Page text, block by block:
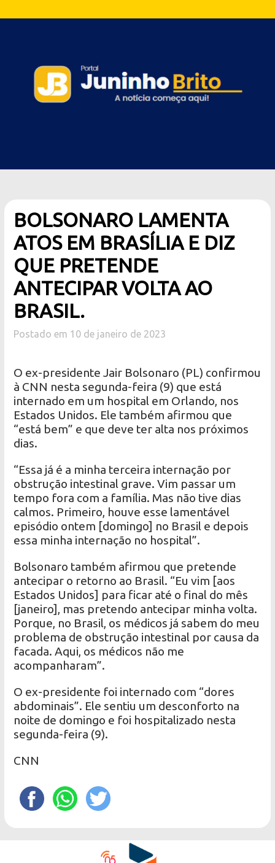
BOLSONARO LAMENTA
ATOS EM BRASÍLIA E DIZ
QUE PRETENDE
ANTECIPAR VOLTA AO
BRASIL.
Postado em 10 de janeiro de 2023
O ex-presidente Jair Bolsonaro (PL) confirmou
à CNN nesta segunda-feira (9) que está
internado em um hospital em Orlando, nos
Estados Unidos. Ele também afirmou que
“está bem” e que deve ter alta nos próximos
dias.
“Essa já é a minha terceira internação por
obstrução intestinal grave. Vim passar um
tempo fora com a família. Mas não tive dias
calmos. Primeiro, houve esse lamentável
episódio ontem [domingo] no Brasil e depois
essa minha internação no hospital”.
Bolsonaro também afirmou que pretende
antecipar o retorno ao Brasil. “Eu vim [aos
Estados Unidos] para ficar até o final do mês
[janeiro], mas pretendo antecipar minha volta.
Porque, no Brasil, os médicos já sabem do meu
problema de obstrução intestinal por causa da
facada. Aqui, os médicos não me
acompanharam”.
O ex-presidente foi internado com “dores
abdominais”. Ele sentiu um desconforto na
noite de domingo e foi hospitalizado nesta
segunda-feira (9).
CNN